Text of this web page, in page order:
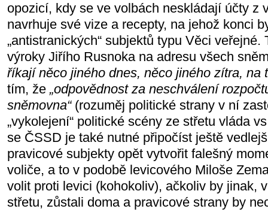
opozicí, kdy se ve volbách neskládají účty z
navrhuje své vize a recepty, na jehož konci
„antistranických“ subjektů typu Věci
výroky Jiřího Rusnoka na adresu všech
říkají něco jiného dnes, něco jiného zítra, na
tím, že „odpovědnost za neschválení
sněmovna“(rozuměj politické strany v ní
„vykolejení“ politické scény ze střetu vláda
se ČSSD je také nutné připočíst ještě
pravicové subjekty opět vytvořit falešný
voliče, a to v podobě levicového Miloše
volit proti levici (kohokoliv), ačkoliv by jinak,
střetu, zůstali doma a pravicové strany by